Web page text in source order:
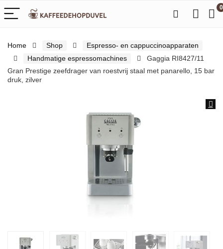
0
Home Shop
Espresso- en cappuccinoapparaten
Handmatige espressomachines
Gaggia RI8427/11
Gran Prestige zeefdrager van roestvrij staal met panarello, 15 bar
druk, zilver